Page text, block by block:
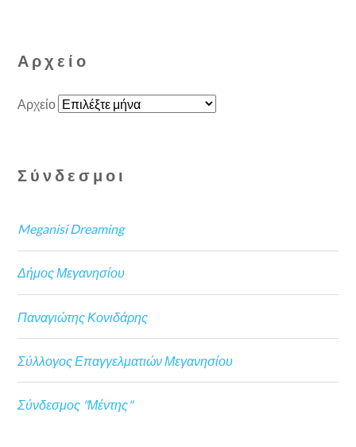
Αρχείο
Αρχείο
Σύνδεσμοι
Meganisi Dreaming
Δήμος Μεγανησίου
Παναγιώτης Κονιδάρης
Σύλλογος Επαγγελματιών Μεγανησίου
Σύνδεσμος "Μέντης"